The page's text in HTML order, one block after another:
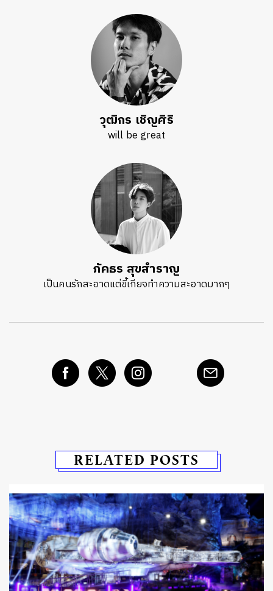
วุฒิกร เชิญศิริ
will be great
ภัคธร สุขสำราญ
เป็นคนรักสะอาดแต่ขี้เกียจทำความสะอาดมากๆ
RELATED POSTS